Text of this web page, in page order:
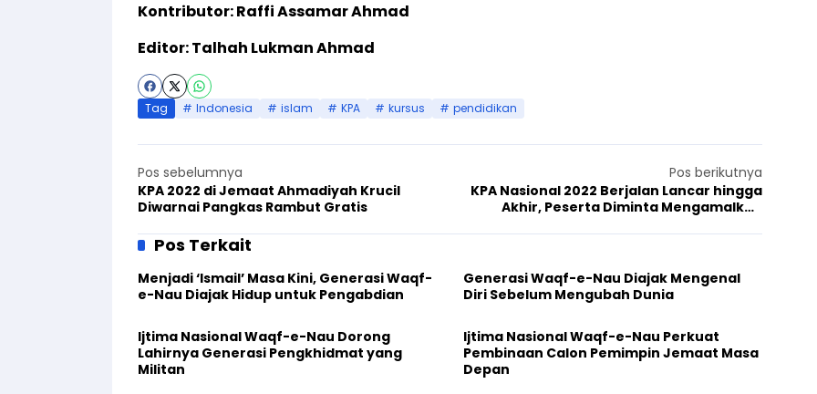
Kontributor: Raffi Assamar Ahmad
Editor: Talhah Lukman Ahmad
Tag Indonesia islam KPA kursus pendidikan
Pos sebelumnya
KPA 2022 di Jemaat Ahmadiyah Krucil
Diwarnai Pangkas Rambut Gratis
Pos berikutnya
KPA Nasional 2022 Berjalan Lancar hingga
Akhir, Peserta Diminta Mengamalkan
Pos Terkait
Menjadi ‘Ismail’ Masa Kini, Generasi Waqf-
e-Nau Diajak Hidup untuk Pengabdian
Generasi Waqf-e-Nau Diajak Mengenal
Diri Sebelum Mengubah Dunia
Ijtima Nasional Waqf-e-Nau Dorong
Lahirnya Generasi Pengkhidmat yang
Militan
Ijtima Nasional Waqf-e-Nau Perkuat
Pembinaan Calon Pemimpin Jemaat Masa
Depan